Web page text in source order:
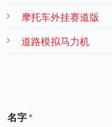
摩托车外挂赛道版
道路模拟马力机
名字*